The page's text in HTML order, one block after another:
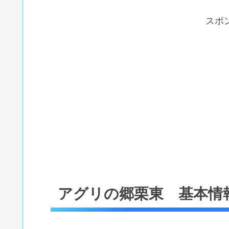
スポ
アグリの郷栗東 基本情